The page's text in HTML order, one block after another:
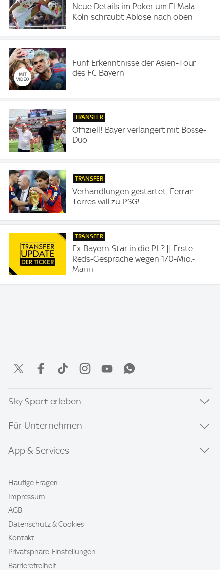
Neue Details im Poker um El Mala -
Köln schraubt Ablöse nach oben
Fünf Erkenntnisse der Asien-Tour
des FC Bayern
TRANSFER
Offiziell! Bayer verlängert mit Bosse-
Duo
TRANSFER
Verhandlungen gestartet: Ferran
Torres will zu PSG!
TRANSFER
Ex-Bayern-Star in die PL? || Erste
Reds-Gespräche wegen 170-Mio.-
Mann
Sky Sport erleben
Für Unternehmen
App & Services
Häufige Fragen
Impressum
AGB
Datenschutz & Cookies
Kontakt
Privatsphäre-Einstellungen
Barrierefreiheit